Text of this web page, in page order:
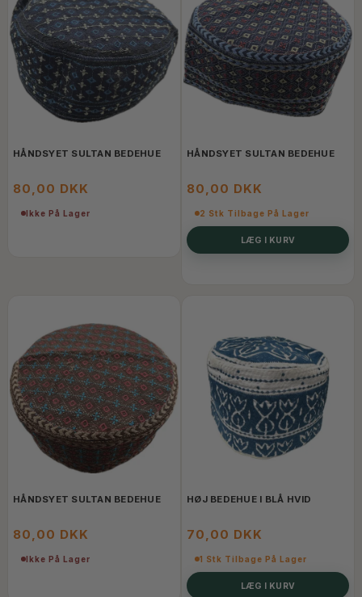
HÅNDSYET SULTAN BEDEHUE
80,00 DKK
Ikke På Lager
HÅNDSYET SULTAN BEDEHUE
80,00 DKK
2 Stk Tilbage På Lager
LÆG I KURV
HÅNDSYET SULTAN BEDEHUE
80,00 DKK
Ikke På Lager
HØJ BEDEHUE I BLÅ HVID
70,00 DKK
1 Stk Tilbage På Lager
LÆG I KURV